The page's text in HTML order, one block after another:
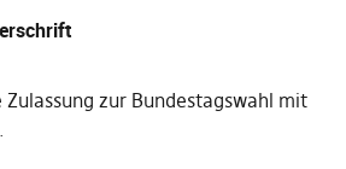
zur Bundestagswahl mit